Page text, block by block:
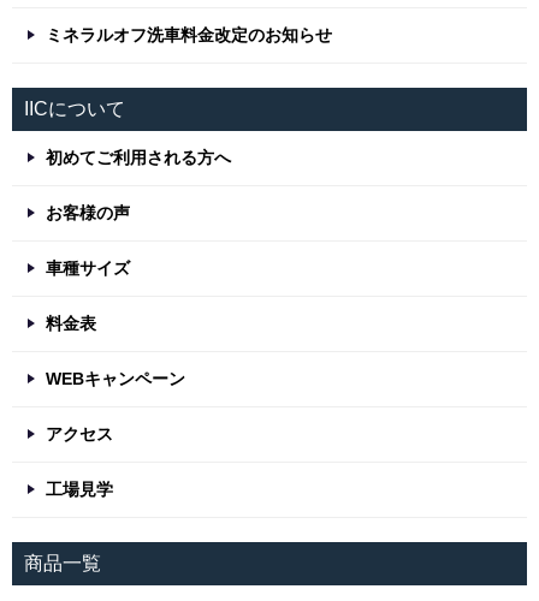
ミネラルオフ洗車料金改定のお知らせ
IICについて
初めてご利用される方へ
お客様の声
車種サイズ
料金表
WEBキャンペーン
アクセス
工場見学
商品一覧